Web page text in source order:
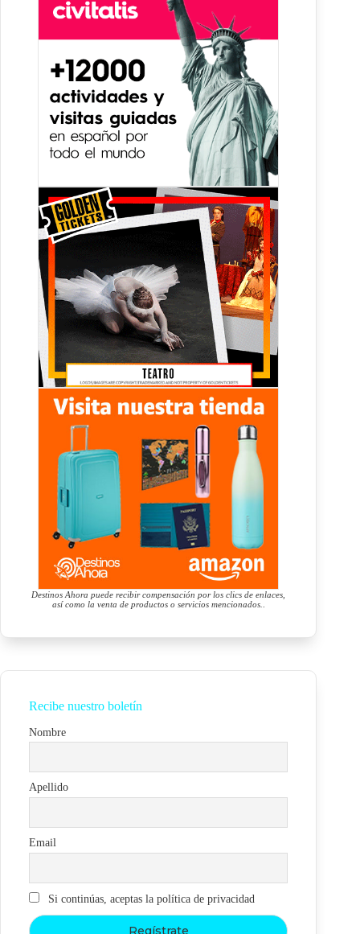
Destinos Ahora puede recibir compensación por los clics de enlaces,
así como la venta de productos o servicios mencionados.
Recibe nuestro boletín
Nombre
Apellido
Email
Si continúas, aceptas la política de privacidad